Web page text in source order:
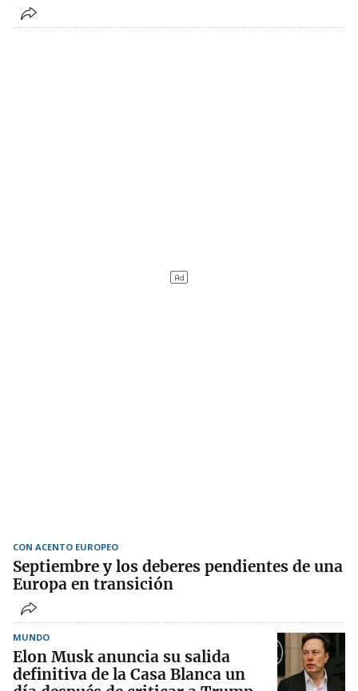
CON ACENTO EUROPEO
Septiembre y los deberes pendientes de una
Europa en transición
MUNDO
Elon Musk anuncia su salida
definitiva de la Casa Blanca un